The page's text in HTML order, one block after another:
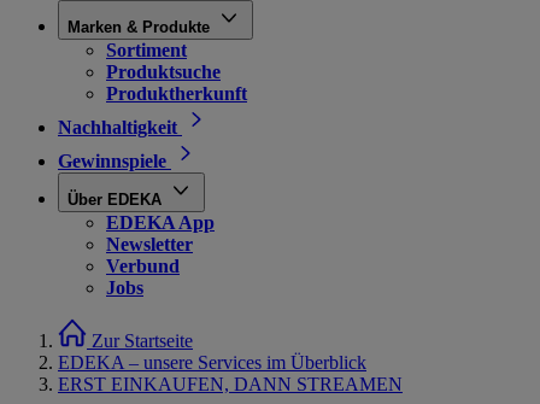
Marken & Produkte
Sortiment
Produktsuche
Produktherkunft
Nachhaltigkeit
Gewinnspiele
Über EDEKA
EDEKA App
Newsletter
Verbund
Jobs
Zur Startseite
EDEKA – unsere Services im Überblick
ERST EINKAUFEN, DANN STREAMEN